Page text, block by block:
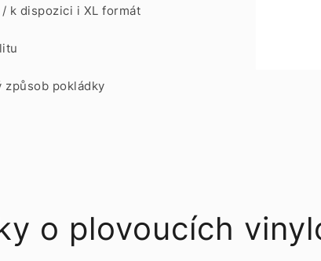
k dispozici i XL formát
způsob pokládky
o plovoucích